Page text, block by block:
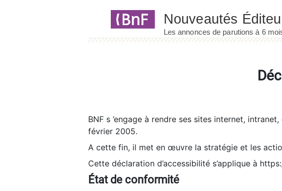
BNF s ’engage à rendre ses sites internet,
février 2005.
A cette fin, il met en œuvre la stratégie et les
Cette déclaration d’accessibilité s’applique à
État de conformité